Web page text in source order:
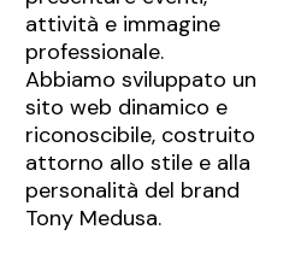
attività e immagine
professionale.
Abbiamo sviluppato un
sito web dinamico e
riconoscibile, costruito
attorno allo stile e alla
personalità del brand
Tony Medusa.